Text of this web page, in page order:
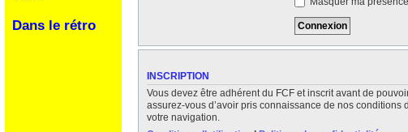
Dans le rétro
INSCRIPTION
Vous devez être adhérent du FCF et inscrit avant de
assurez-vous d’avoir pris connaissance de nos
votre navigation.